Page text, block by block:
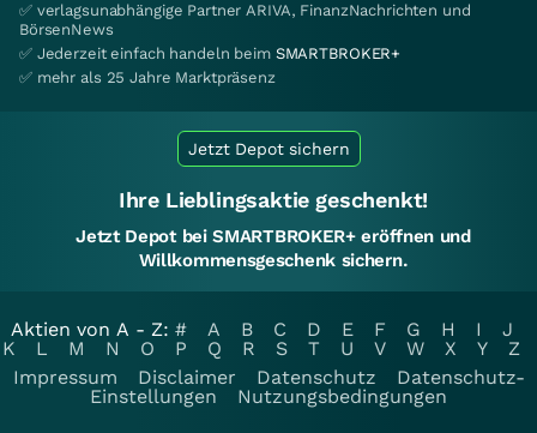
✅ verlagsunabhängige Partner ARIVA, FinanzNachrichten und
BörsenNews
✅ Jederzeit einfach handeln beim SMARTBROKER+
✅ mehr als 25 Jahre Marktpräsenz
Jetzt Depot sichern
Ihre Lieblingsaktie geschenkt!
Jetzt Depot bei SMARTBROKER+ eröffnen und
Willkommensgeschenk sichern.
Aktien von A - Z: # A B C D E F G H I
J
K
L M N O P Q R S T U V W X Y
Z
Impressum
Disclaimer Datenschutz
Datenschutz-
Einstellungen
Nutzungsbedingungen